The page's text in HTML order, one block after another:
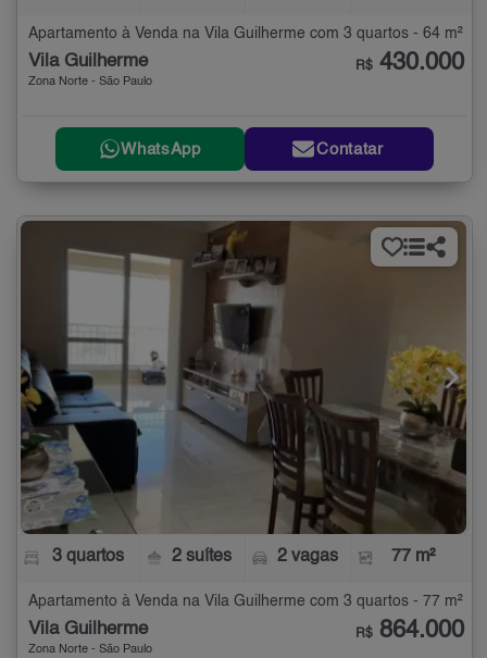
Apartamento à Venda na Vila Guilherme com 3 quartos - 64 m²
Vila Guilherme
Zona Norte - São Paulo
R$ 430.000
WhatsApp Contatar
3 quartos 2 suítes 2 vagas 77 m²
Apartamento à Venda na Vila Guilherme com 3 quartos - 77 m²
Vila Guilherme
Zona Norte - São Paulo
R$ 864.000